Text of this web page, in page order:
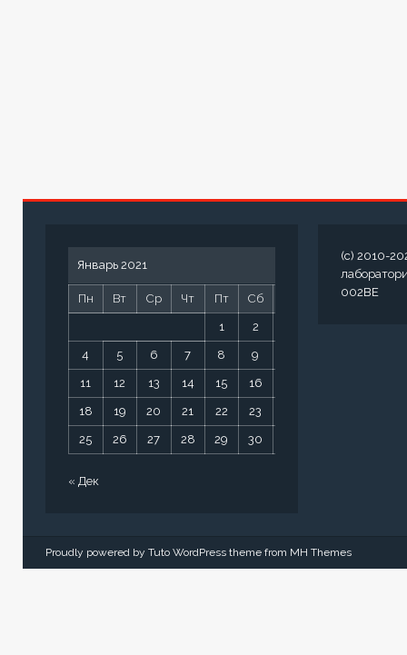
Январь 2021
Пн Вт Ср Чт Пт Сб
1 2
4 5 6 7 8 9
11 12 13 14 15 16
18 19 20 21 22 23
25 26 27 28 29 30
« Дек
(c) 2010-
002BE
Proudly powered by Tuto WordPress theme from MH Themes